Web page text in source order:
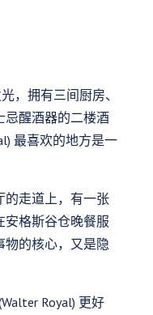
，拥有三间厨房、
忌醒酒器的二楼酒
最喜欢的地方是一
的走道上，有一张
安格斯谷仓晚餐服
物的核心，又是隐
Royal) 更好